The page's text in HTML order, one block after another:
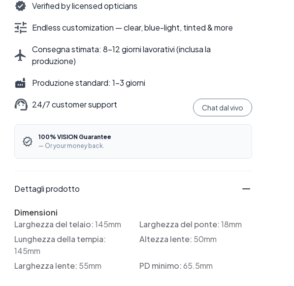
Verified by licensed opticians
Endless customization — clear, blue-light, tinted & more
Consegna stimata: 8–12 giorni lavorativi (inclusa la
produzione)
Produzione standard: 1–3 giorni
24/7 customer support Chat dal vivo
100% VISION Guarantee
— Or your money back.
Dettagli prodotto
Dimensioni
Larghezza del telaio:145mm Larghezza del ponte:18mm
Lunghezza della tempia:
145mm
Altezza lente: 50mm
Larghezza lente: 55mm PD minimo:65.5mm